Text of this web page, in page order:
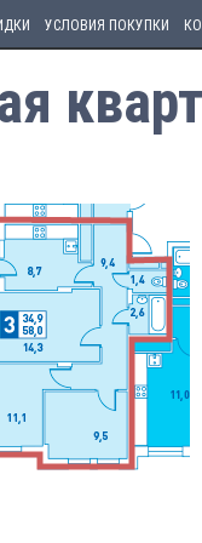
УСЛОВИЯ ПОКУПКИ